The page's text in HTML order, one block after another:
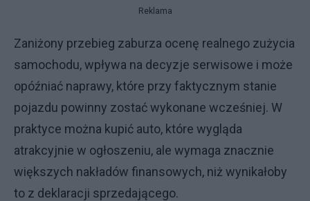
Reklama
Zaniżony przebieg zaburza ocenę realnego zużycia
samochodu, wpływa na decyzje serwisowe i może
opóźniać naprawy, które przy faktycznym stanie
pojazdu powinny zostać wykonane wcześniej. W
praktyce można kupić auto, które wygląda
atrakcyjnie w ogłoszeniu, ale wymaga znacznie
większych nakładów finansowych, niż wynikałoby
to z deklaracji sprzedającego.